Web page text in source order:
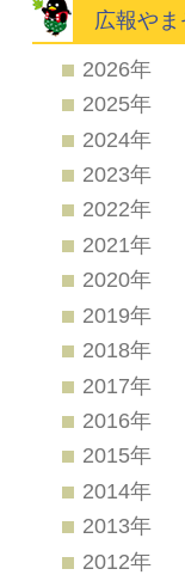
広報や
2026年
2025年
2024年
2023年
2022年
2021年
2020年
2019年
2018年
2017年
2016年
2015年
2014年
2013年
2012年